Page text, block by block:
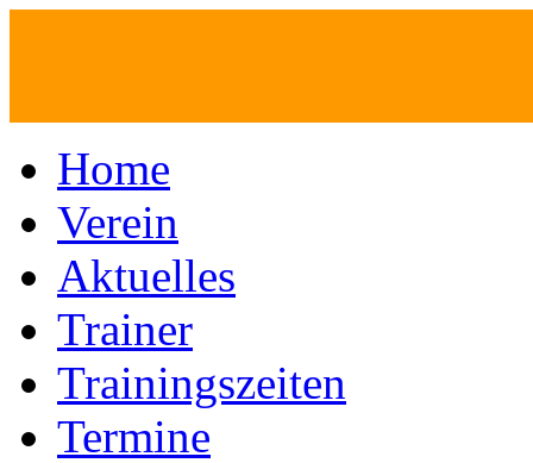
Home
Verein
Aktuelles
Trainer
Trainingszeiten
Termine